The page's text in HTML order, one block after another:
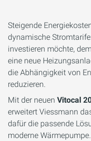
Steigende
dynamische
investieren möchte,
eine neue
die Abhängigkeit von
reduzieren.
Mit der neuen Vitocal
erweitert Viessmann
dafür die passende
moderne